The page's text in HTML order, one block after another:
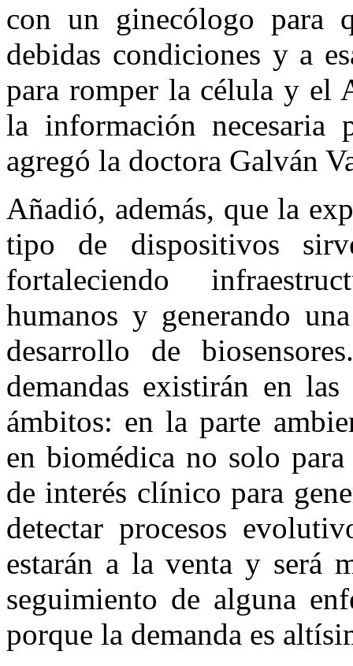
con un ginecólogo para
debidas condiciones y a
para romper la célula y el
la información necesaria
agregó la doctora Galván
Añadió, además, que la
tipo de dispositivos
fortaleciendo
humanos y generando
desarrollo de
demandas existirán en
ámbitos: en la parte
en biomédica no solo
de interés clínico para
detectar procesos
estarán a la venta y será
seguimiento de alguna
porque la demanda es